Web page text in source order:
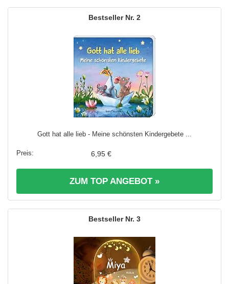
2
Gott hat alle lieb - Meine schönsten Kindergebete ...
6,95 €
ZUM TOP ANGEBOT »
3